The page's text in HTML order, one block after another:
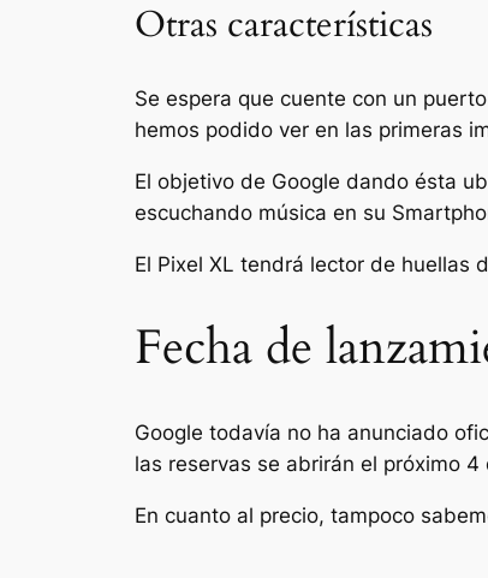
Otras características
Se espera que cuente con un
hemos podido ver en las primeras
El objetivo de Google dando ésta
escuchando música en su
El Pixel XL tendrá lector de huellas
Fecha de
Google todavía no ha anunciado
las reservas se abrirán el próximo
En cuanto al precio, tampoco